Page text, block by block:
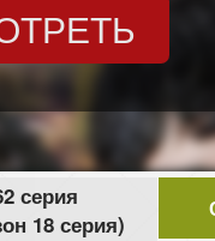
серия
18 серия)